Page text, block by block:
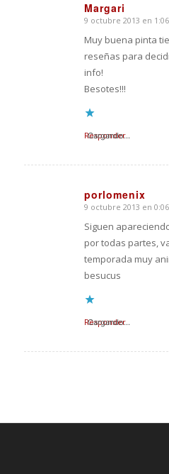
Margari
Dice:
9 octubre 2013 en 1:06
Muy buena pinta
reseñas para
info!
Besotes!!!
Cargando...
Responder
porlomenix
Dice:
9 octubre 2013 en 0:06
Siguen
por todas partes,
temporada muy
besucus
Cargando...
Responder